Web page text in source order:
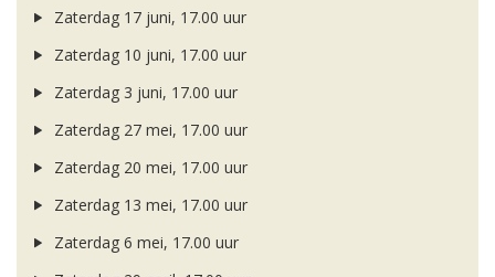
Zaterdag 17 juni, 17.00 uur
Zaterdag 10 juni, 17.00 uur
Zaterdag 3 juni, 17.00 uur
Zaterdag 27 mei, 17.00 uur
Zaterdag 20 mei, 17.00 uur
Zaterdag 13 mei, 17.00 uur
Zaterdag 6 mei, 17.00 uur